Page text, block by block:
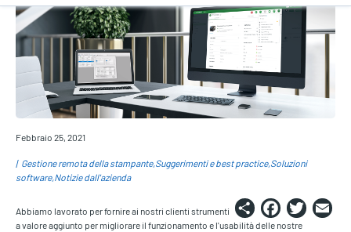
Febbraio 25, 2021
Gestione remota della stampante Suggerimenti e best practice Soluzioni
software Notizie dall'azienda
Share
Abbiamo lavorato per fornire ai nostri clienti strumenti
a valore aggiunto per migliorare il funzionamento e l'usabilità delle nostre